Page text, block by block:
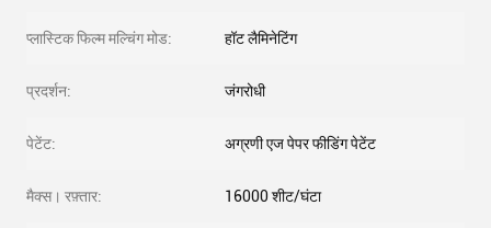
प्लास्टिक फिल्म मल्चिंग मोड: हॉट लैमिनेटिंग
प्रदर्शन: जंगरोधी
पेटेंट: अग्रणी एज पेपर फीडिंग पेटेंट
मैक्स। रफ़्तार: 16000 शीट/घंटा